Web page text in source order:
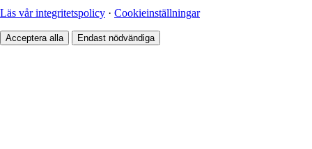
Läs vår integritetspolicy · Cookieinställningar
Acceptera alla Endast nödvändiga